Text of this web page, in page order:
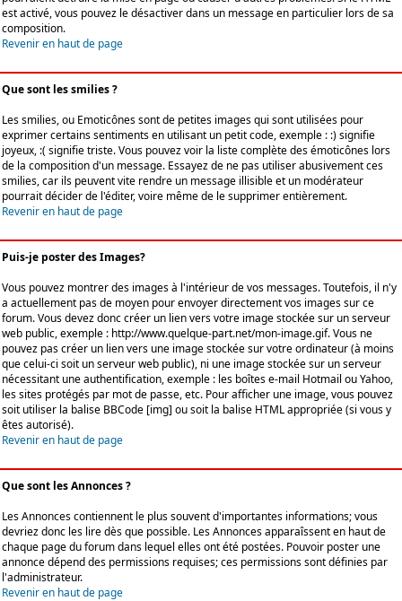
est activé, vous pouvez le désactiver dans un message en particulier lors de sa
composition.
Revenir en haut de page
Que sont les smilies ?
Les smilies, ou Emoticônes sont de petites images qui sont utilisées pour
exprimer certains sentiments en utilisant un petit code, exemple : :) signifie
joyeux, :( signifie triste. Vous pouvez voir la liste complète des émoticônes lors
de la composition d'un message. Essayez de ne pas utiliser abusivement ces
smilies, car ils peuvent vite rendre un message illisible et un modérateur
pourrait décider de l'éditer, voire même de le supprimer entièrement.
Revenir en haut de page
Puis-je poster des Images?
Vous pouvez montrer des images à l'intérieur de vos messages. Toutefois, il n'y
a actuellement pas de moyen pour envoyer directement vos images sur ce
forum. Vous devez donc créer un lien vers votre image stockée sur un serveur
web public, exemple : http://www.quelque-part.net/mon-image.gif. Vous ne
pouvez pas créer un lien vers une image stockée sur votre ordinateur (à moins
que celui-ci soit un serveur web public), ni une image stockée sur un serveur
nécessitant une authentification, exemple : les boîtes e-mail Hotmail ou Yahoo,
les sites protégés par mot de passe, etc. Pour afficher une image, vous pouvez
soit utiliser la balise BBCode [img] ou soit la balise HTML appropriée (si vous y
êtes autorisé).
Revenir en haut de page
Que sont les Annonces ?
Les Annonces contiennent le plus souvent d'importantes informations; vous
devriez donc les lire dès que possible. Les Annonces apparaîssent en haut de
chaque page du forum dans lequel elles ont été postées. Pouvoir poster une
annonce dépend des permissions requises; ces permissions sont définies par
l'administrateur.
Revenir en haut de page